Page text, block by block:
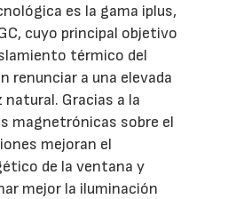
es la gama iplus,
cuyo principal objetivo
térmico del
renunciar a una elevada
Gracias a la
magnetrónicas sobre el
mejoran el
de la ventana y
mejor la iluminación